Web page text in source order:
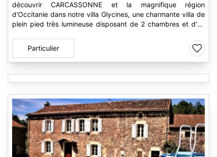
découvrir CARCASSONNE et la magnifique région
d'Occitanie dans notre villa Glycines, une charmante villa de
plein pied très lumineuse disposant de 2 chambres et d'un
Particulier